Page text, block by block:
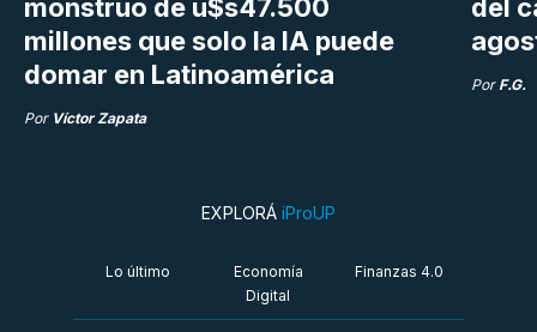
monstruo de u$s47.500
millones que solo la IA puede
domar en Latinoamérica
Por Víctor Zapata
del
Por F.G.
EXPLORÁ iProUP
Lo último
Economía
Digital
Finanzas 4.0